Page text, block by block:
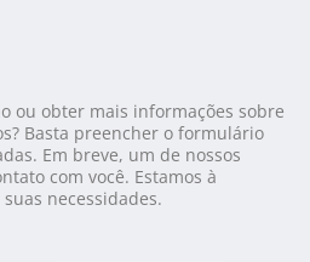
ou obter mais informações sobre
Basta preencher o formulário
Em breve, um de nossos
com você. Estamos à
necessidades.